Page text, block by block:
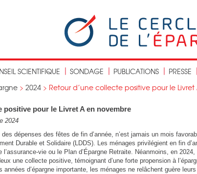
SCIENTIFIQUE SONDAGE PUBLICATIONS PRESSE
> 2024 > Retour d’une collecte positive pour le Livret
positive pour le Livret A en novembre
2024
dépenses des fêtes de fin d’année, n’est jamais un mois
Durable et Solidaire (LDDS). Les ménages privilégient en fin
l’assurance-vie ou le Plan d’Épargne Retraite. Néanmoins, en
une collecte positive, témoignant d’une forte propension à
années d’épargne importante, les ménages ne relâchent guère